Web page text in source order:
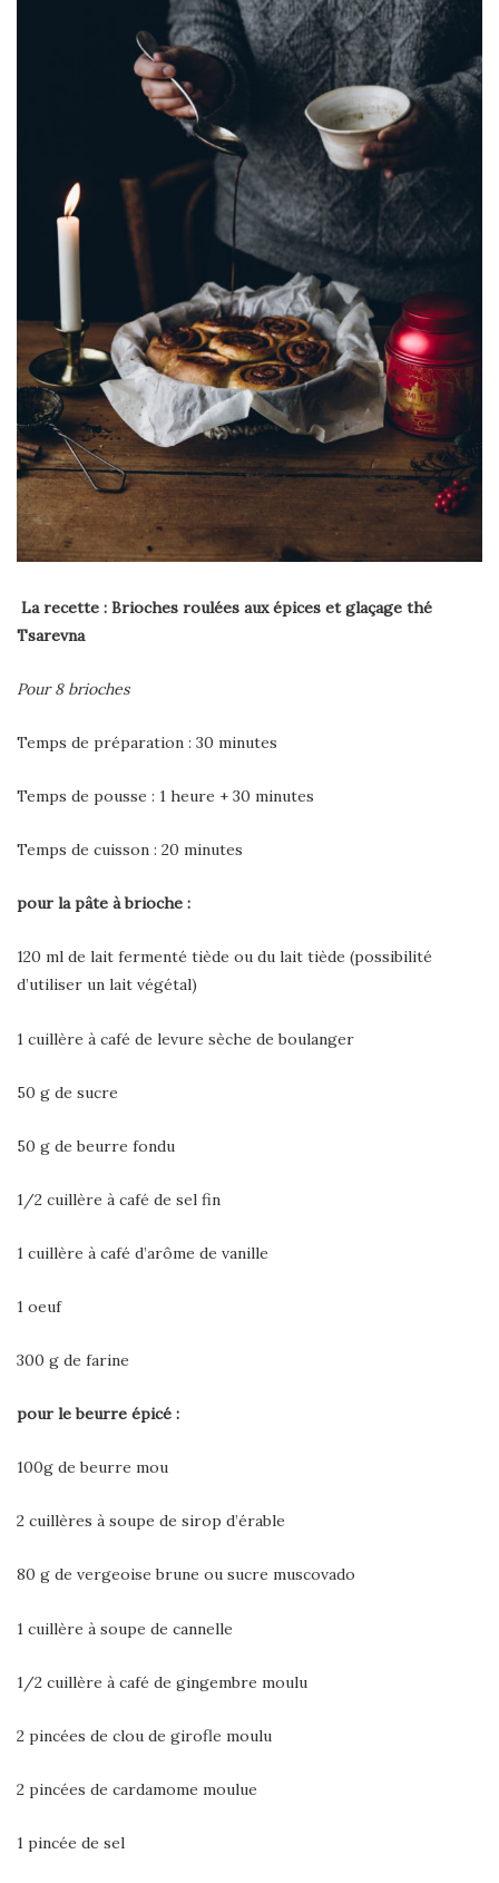
La recette : Brioches roulées aux épices et glaçage thé
Tsarevna
Pour 8 brioches
Temps de préparation : 30 minutes
Temps de pousse : 1 heure + 30 minutes
Temps de cuisson : 20 minutes
pour la pâte à brioche :
120 ml de lait fermenté tiède ou du lait tiède (possibilité
d’utiliser un lait végétal)
1 cuillère à café de levure sèche de boulanger
50 g de sucre
50 g de beurre fondu
1/2 cuillère à café de sel fin
1 cuillère à café d’arôme de vanille
1 oeuf
300 g de farine
pour le beurre épicé :
100g de beurre mou
2 cuillères à soupe de sirop d’érable
80 g de vergeoise brune ou sucre muscovado
1 cuillère à soupe de cannelle
1/2 cuillère à café de gingembre moulu
2 pincées de clou de girofle moulu
2 pincées de cardamome moulue
1 pincée de sel